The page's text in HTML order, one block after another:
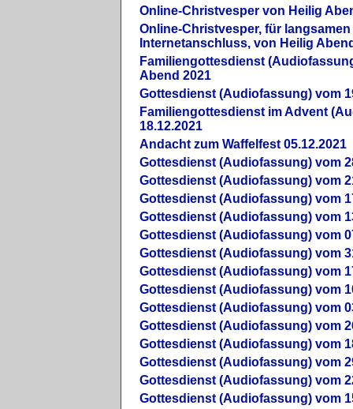
Online-Christvesper von Heilig
Online-Christvesper, für langsamen
Internetanschluss, von Heilig
Familiengottesdienst
Abend 2021
Gottesdienst (Audiofassung) vom
Familiengottesdienst im Advent
18.12.2021
Andacht zum Waffelfest 05.12.2021
Gottesdienst (Audiofassung) vom
Gottesdienst (Audiofassung) vom
Gottesdienst (Audiofassung) vom
Gottesdienst (Audiofassung) vom
Gottesdienst (Audiofassung) vom
Gottesdienst (Audiofassung) vom
Gottesdienst (Audiofassung) vom
Gottesdienst (Audiofassung) vom
Gottesdienst (Audiofassung) vom
Gottesdienst (Audiofassung) vom
Gottesdienst (Audiofassung) vom
Gottesdienst (Audiofassung) vom
Gottesdienst (Audiofassung) vom
Gottesdienst (Audiofassung) vom